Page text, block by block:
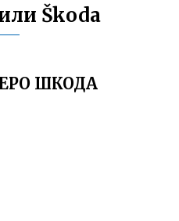
Škoda
ШКОДА